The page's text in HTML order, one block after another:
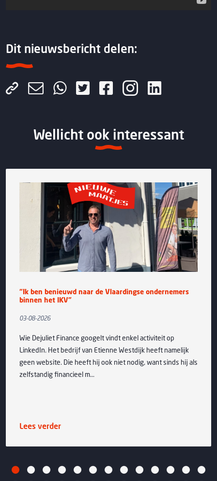
Dit nieuwsbericht delen:
Wellicht ook interessant
“Ik ben benieuwd naar de Vlaardingse ondernemers
binnen het IKV”
03-08-2026
Wie Dejuliet Finance googelt vindt enkel activiteit op
LinkedIn. Het bedrijf van Etienne Westdijk heeft namelijk
geen website. Die heeft hij ook niet nodig, want sinds hij als
zelfstandig financieel m...
Lees verder